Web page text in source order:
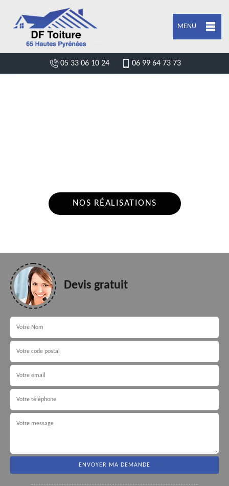
MENU
05 33 06 10 24 06 99 64 73 73
NOS RÉALISATIONS
Devis gratuit